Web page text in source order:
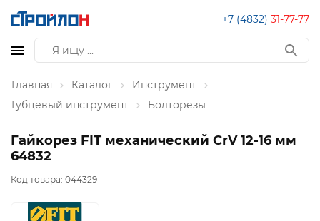
+7 (4832) 31-77-77
Главная Каталог
Инструмент
Губцевый инструмент
Болторезы
Гайкорез FIT механический CrV 12-16 мм
64832
Код товара: 044329